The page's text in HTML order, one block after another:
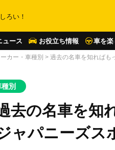
ろい！
ュース お役立ち情報 車を楽
ーカー・車種別 > 過去の名車を知ればも
別
去の名車を知
ャパニーズス